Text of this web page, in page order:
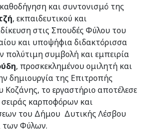
και συντονισμό της
, εκπαιδευτικού και
στις Σπουδές Φύλου του
και υποψήφια διδακτόρισσα
πολύτιμη συμβολή και εμπειρία
, προσκεκλημένου ομιλητή και
δημιουργία της Επιτροπής
το εργαστήριο αποτέλεσε
καρποφόρων και
του Δήμου Δυτικής Λέσβου
των Φύλων.